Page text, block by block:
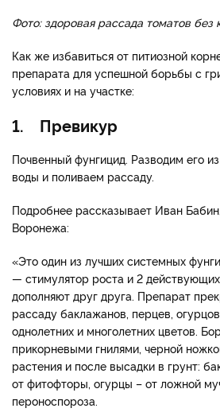
Фото: здоровая рассада томатов без
Как же избавиться от питиозной
препарата для успешной борьбы с
условиях и на участке:
1. Превикур
Почвенный фунгицид. Разводим его
воды и поливаем рассаду.
Подробнее рассказывает Иван
Воронежа:
«Это один из лучших системных
— стимулятор роста и 2
дополняют друг друга. Препарат
рассаду баклажанов, перцев,
однолетних и многолетних цветов.
прикорневыми гнилями, черной
растения и после высадки в грунт:
от фитофторы, огурцы – от ложной
пероноспороза.